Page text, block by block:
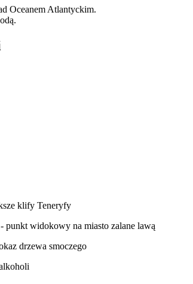
klify Teneryfy
punkt widokowy na miasto zalane lawą
drzewa smoczego